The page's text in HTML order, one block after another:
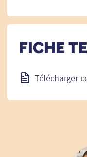
FICHE
Télécharger